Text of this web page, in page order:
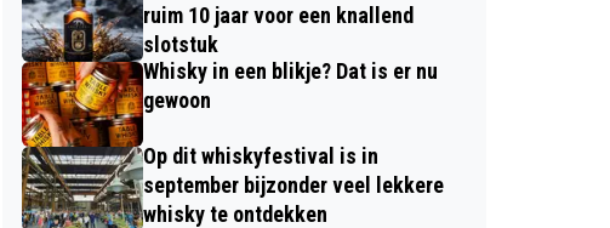
ruim 10 jaar voor een knallend
slotstuk
Whisky in een blikje? Dat is er nu
gewoon
Op dit whiskyfestival is in
september bijzonder veel lekkere
whisky te ontdekken